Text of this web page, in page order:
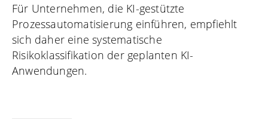
Für Unternehmen, die KI-gestützte
Prozessautomatisierung einführen, empfiehlt
sich daher eine systematische
Risikoklassifikation der geplanten KI-
Anwendungen.